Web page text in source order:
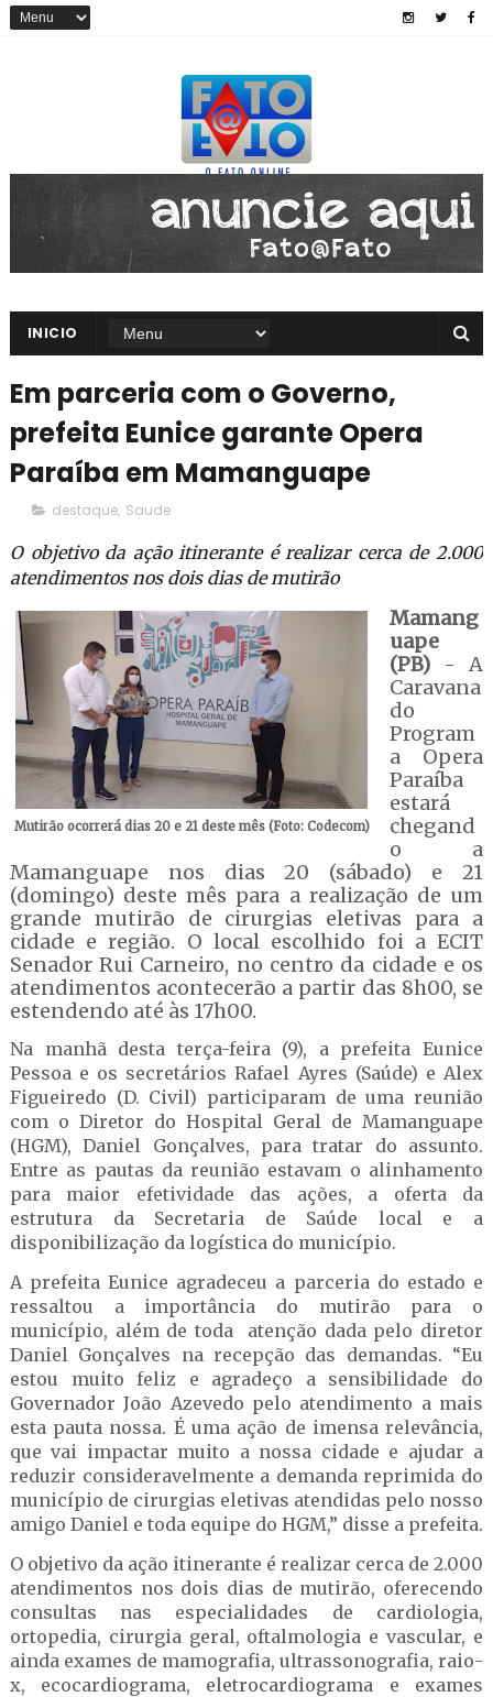
INICIO
Em parceria com o Governo,
prefeita Eunice garante Opera
Paraíba em Mamanguape
destaque, Saude
O objetivo da ação itinerante é realizar cerca de 2.000
atendimentos nos dois dias de mutirão
Mutirão ocorrerá dias 20 e 21 deste mês (Foto: Codecom)
Mamang
uape
(PB)- A
Caravana
do
Program
a Opera
Paraíba
estará
chegand
o a
Mamanguape nos dias 20 (sábado) e 21
(domingo) deste mês para a realização de um
grande mutirão de cirurgias eletivas para a
cidade e região. O local escolhido foi a ECIT
Senador Rui Carneiro, no centro da cidade e os
atendimentos acontecerão a partir das 8h00, se
estendendo até às 17h00.
Na manhã desta terça-feira (9), a prefeita Eunice
Pessoa e os secretários Rafael Ayres (Saúde) e Alex
Figueiredo (D. Civil) participaram de uma reunião
com o Diretor do Hospital Geral de Mamanguape
(HGM), Daniel Gonçalves, para tratar do assunto.
Entre as pautas da reunião estavam o alinhamento
para maior efetividade das ações, a oferta da
estrutura da Secretaria de Saúde local e a
disponibilização da logística do município.
A prefeita Eunice agradeceu a parceria do estado e
ressaltou a importância do mutirão para o
município, além de toda atenção dada pelo diretor
Daniel Gonçalves na recepção das demandas. “Eu
estou muito feliz e agradeço a sensibilidade do
Governador João Azevedo pelo atendimento a mais
esta pauta nossa. É uma ação de imensa relevância,
que vai impactar muito a nossa cidade e ajudar a
reduzir consideravelmente a demanda reprimida do
município de cirurgias eletivas atendidas pelo nosso
amigo Daniel e toda equipe do HGM,” disse a prefeita.
O objetivo da ação itinerante é realizar cerca de 2.000
atendimentos nos dois dias de mutirão, oferecendo
consultas nas especialidades de cardiologia,
ortopedia, cirurgia geral, oftalmologia e vascular, e
ainda exames de mamografia, ultrassonografia, raio-
x, ecocardiograma, eletrocardiograma e exames